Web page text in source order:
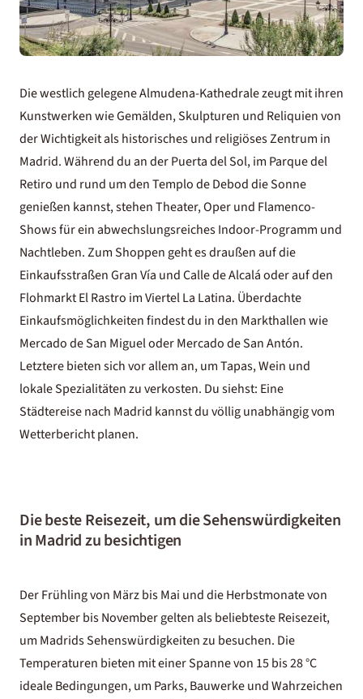
Die westlich gelegene Almudena-Kathedrale zeugt mit ihren
Kunstwerken wie Gemälden, Skulpturen und Reliquien von
der Wichtigkeit als historisches und religiöses Zentrum in
Madrid. Während du an der Puerta del Sol, im Parque del
Retiro und rund um den Templo de Debod die Sonne
genießen kannst, stehen Theater, Oper und Flamenco-
Shows für ein abwechslungsreiches Indoor-Programm und
Nachtleben. Zum Shoppen geht es draußen auf die
Einkaufsstraßen Gran Vía und Calle de Alcalá oder auf den
Flohmarkt El Rastro im Viertel La Latina. Überdachte
Einkaufsmöglichkeiten findest du in den Markthallen wie
Mercado de San Miguel oder Mercado de San Antón.
Letztere bieten sich vor allem an, um Tapas, Wein und
lokale Spezialitäten zu verkosten. Du siehst: Eine
Städtereise nach Madrid kannst du völlig unabhängig vom
Wetterbericht planen.
Die beste Reisezeit, um die Sehenswürdigkeiten
in Madrid zu besichtigen
Der Frühling von März bis Mai und die Herbstmonate von
September bis November gelten als beliebteste Reisezeit,
um Madrids Sehenswürdigkeiten zu besuchen. Die
Temperaturen bieten mit einer Spanne von 15 bis 28 °C
ideale Bedingungen, um Parks, Bauwerke und Wahrzeichen